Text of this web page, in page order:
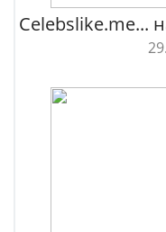
Celebslike.me...